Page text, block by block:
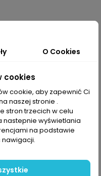
O Cookies
cookies
cookie, aby zapewnić Ci
naszej stronie .
stron trzecich w celu
nastepnie wyświetlania
na podstawie